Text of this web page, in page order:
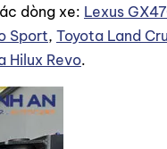
dòng xe: Lexus
Sport, Toyota Land
Hilux Revo.